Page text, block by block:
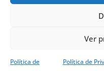
Ver
Política de
Política de
O